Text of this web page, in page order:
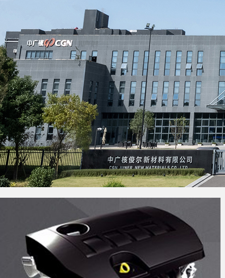
资质荣誉
ENTERPRISE HONOR
卓越品质
PERFECT QUALITY
行业解决方案
INDUSTRY SOLUTIONS
创新品牌(俊钢/俊安)
INNOVAYTIVE BRAND
主要产品 MORE>>